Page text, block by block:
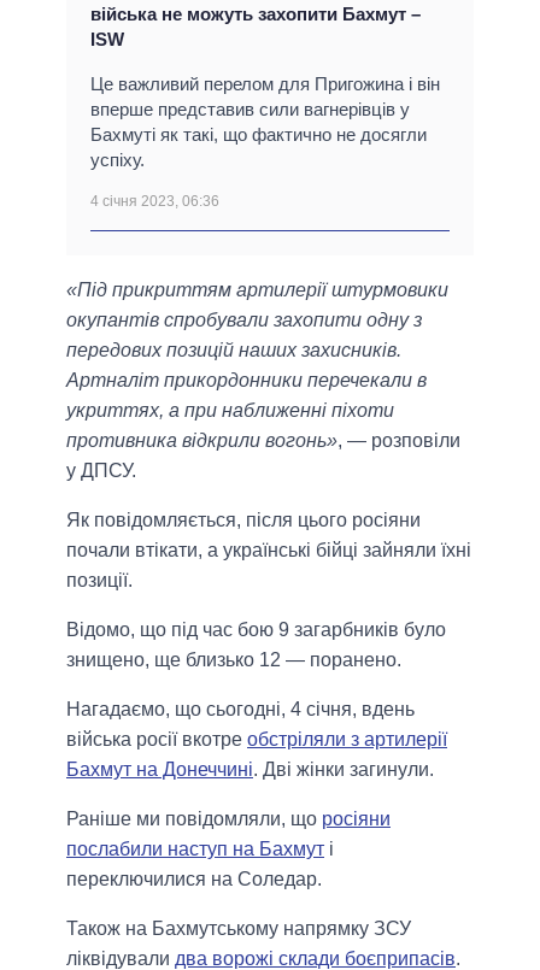
війська не можуть захопити Бахмут –
ISW
Це важливий перелом для Пригожина і він
вперше представив сили вагнерівців у
Бахмуті як такі, що фактично не досягли
успіху.
4 січня 2023, 06:36
«Під прикриттям артилерії штурмовики
окупантів спробували захопити одну з
передових позицій наших захисників.
Артналіт прикордонники перечекали в
укриттях, а при наближенні піхоти
противника відкрили вогонь», — розповіли
у ДПСУ.
Як повідомляється, після цього росіяни
почали втікати, а українські бійці зайняли їхні
позиції.
Відомо, що під час бою 9 загарбників було
знищено, ще близько 12 — поранено.
Нагадаємо, що сьогодні, 4 січня, вдень
війська росії вкотре обстріляли з артилерії
Бахмут на Донеччині. Дві жінки загинули.
Раніше ми повідомляли, що росіяни
послабили наступ на Бахмут і
переключилися на Соледар.
Також на Бахмутському напрямку ЗСУ
ліквідували два ворожі склади боєприпасів.